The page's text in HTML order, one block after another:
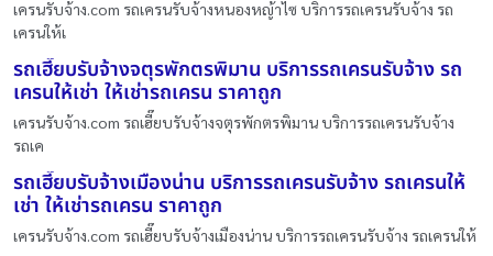
เครนรับจ้าง.com รถเครนรับจ้างหนองหญ้าไซ บริการรถเครนรับจ้าง รถ
เครนให้เ
รถเฮี๊ยบรับจ้างจตุรพักตรพิมาน บริการรถเครนรับจ้าง รถ
เครนให้เช่า ให้เช่ารถเครน ราคาถูก
เครนรับจ้าง.com รถเฮี๊ยบรับจ้างจตุรพักตรพิมาน บริการรถเครนรับจ้าง
รถเค
รถเฮี๊ยบรับจ้างเมืองน่าน บริการรถเครนรับจ้าง รถเครนให้
เช่า ให้เช่ารถเครน ราคาถูก
เครนรับจ้าง.com รถเฮี๊ยบรับจ้างเมืองน่าน บริการรถเครนรับจ้าง รถเครนให้